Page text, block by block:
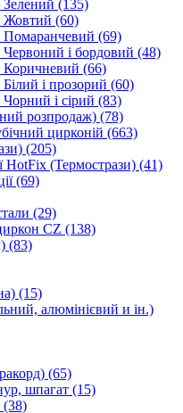
Зелений (135)
Жовтий (60)
Помаранчевий (69)
і бордовий (48)
Коричневий (66)
і прозорий (60)
і сірий (83)
розпродаж) (78)
цирконій (663)
(205)
HotFix (Термострази) (41)
(69)
(29)
CZ (138)
(83)
(15)
алюмінієвий и ін.)
(65)
шпагат (15)
(38)